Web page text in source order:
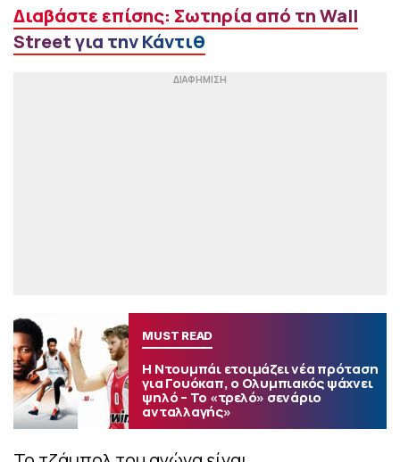
Διαβάστε επίσης: Σωτηρία από τη Wall
Street για την Κάντιθ
MUST READ
Η Ντουμπάι ετοιμάζει νέα πρόταση
για Γουόκαπ, ο Ολυμπιακός ψάχνει
ψηλό – Το «τρελό» σενάριο
ανταλλαγής»